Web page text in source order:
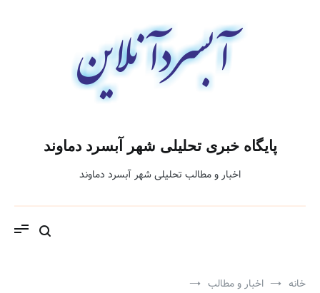
پایگاه خبری تحلیلی شهر آبسرد دماوند
اخبار و مطالب تحلیلی شهر آبسرد دماوند
خانه
اخبار و مطالب